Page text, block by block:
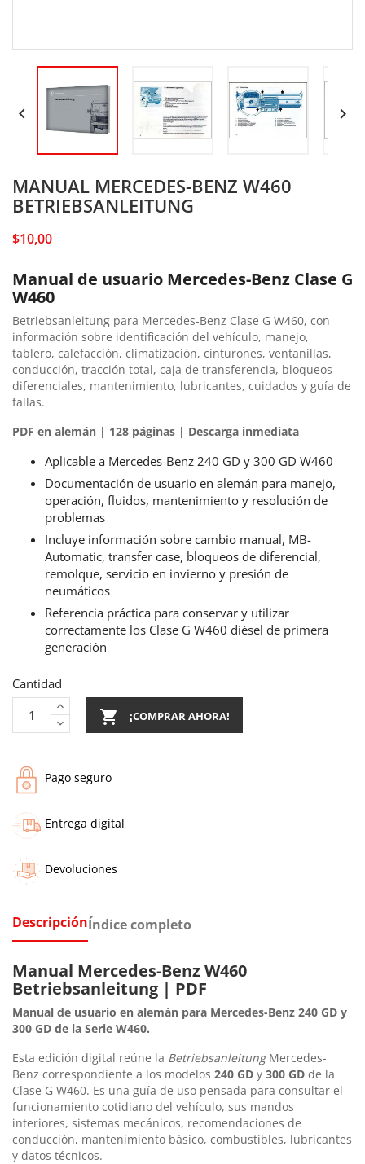
 
MANUAL MERCEDES-BENZ W460
BETRIEBSANLEITUNG
$10,00
Manual de usuario Mercedes-Benz Clase G
W460
Betriebsanleitung para Mercedes-Benz Clase G W460, con
información sobre identificación del vehículo, manejo,
tablero, calefacción, climatización, cinturones, ventanillas,
conducción, tracción total, caja de transferencia, bloqueos
diferenciales, mantenimiento, lubricantes, cuidados y guía de
fallas.
PDF en alemán | 128 páginas | Descarga inmediata
Aplicable a Mercedes-Benz 240 GD y 300 GD W460
Documentación de usuario en alemán para manejo,
operación, fluidos, mantenimiento y resolución de
problemas
Incluye información sobre cambio manual, MB-
Automatic, transfer case, bloqueos de diferencial,
remolque, servicio en invierno y presión de
neumáticos
Referencia práctica para conservar y utilizar
correctamente los Clase G W460 diésel de primera
generación
Cantidad
 ¡COMPRAR AHORA!
Pago seguro
Entrega digital
Devoluciones
DescripciónÍndice completo
Manual Mercedes-Benz W460
Betriebsanleitung | PDF
Manual de usuario en alemán para Mercedes-Benz 240 GD y
300 GD de la Serie W460.
Esta edición digital reúne la BetriebsanleitungMercedes-
Benz correspondiente a los modelos 240 GD y 300 GD de la
Clase G W460. Es una guía de uso pensada para consultar el
funcionamiento cotidiano del vehículo, sus mandos
interiores, sistemas mecánicos, recomendaciones de
conducción, mantenimiento básico, combustibles, lubricantes
y datos técnicos.